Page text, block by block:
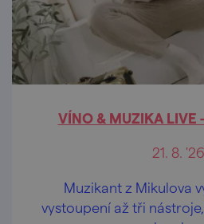
VÍNO & MUZIKA
21. 8. '26
Muzikant z Mikulova
vystoupení až tři